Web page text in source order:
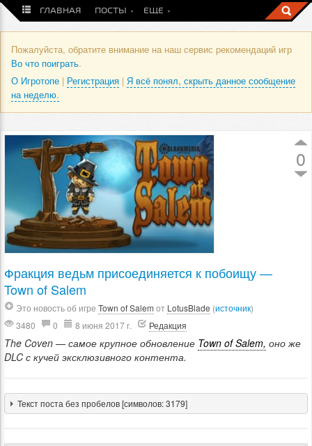
ГЛАВНАЯ ПОСТЫ ЕЩЕ
Пожалуйста, обратите внимание на наш сервис рекомендаций игр
Во что поиграть.
О Игротопе | Регистрация | Я всё понял, скрыть данное сообщение
на неделю.
0
Фракция ведьм присоединяется к побоищу —
Town of Salem
Это новость об игре Town of Salem от LotusBlade (источник)
3480
0 8 июня 2017 г. Редакция
The Coven — самое крупное обновление Town of Salem, оно же
DLC с кучей эксклюзивного контента.
Текст поста без пробелов [символов: 3179]